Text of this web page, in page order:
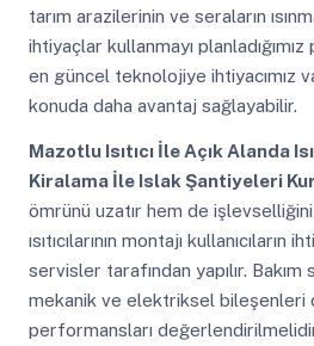
tarım arazilerinin ve seraların
ihtiyaçlar kullanmayı
en güncel teknolojiye ihtiyacımız
konuda daha avantaj sağlayabilir.
Mazotlu Isıtıcı İle Açık Alanda
Kiralama İle Islak Şantiyeleri
ömrünü uzatır hem de işlevselliğini
ısıtıcılarının montajı
servisler tarafından yapılır. Bakım
mekanik ve elektriksel bileşenleri
performansları